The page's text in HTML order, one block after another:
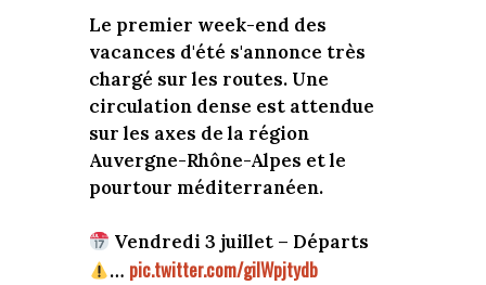
Le premier week-end des
vacances d'été s'annonce très
chargé sur les routes. Une
circulation dense est attendue
sur les axes de la région
Auvergne-Rhône-Alpes et le
pourtour méditerranéen.
Vendredi 3 juillet – Départs
… pic.twitter.com/giIWpjtydb